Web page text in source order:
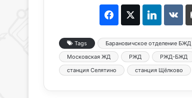
Tags Барановичское отделение БЖД
Московская ЖД
РЖД РЖД-БЖД
станция Селятино
станция Щёлково